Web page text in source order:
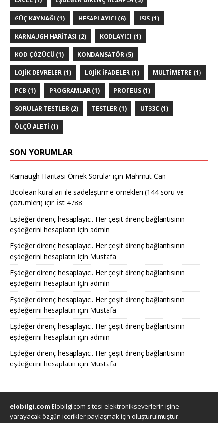
GÜÇ KAYNAĞI (1) HESAPLAYICI (6) ISIS (1)
KARNAUGH HARITASI (2) KODLAYICI (1)
KOD ÇÖZÜCÜ (1) KONDANSATÖR (5)
LOJIK DEVRELER (1) LOJIK IFADELER (1) MULTIMETRE (1)
PCB (1) PROGRAMLAR (1) PROTEUS (1)
SORULAR TESTLER (2) TESTLER (1) UT33C (1)
ÖLÇÜ ALETI (1)
SON YORUMLAR
Karnaugh Haritası Örnek Sorulariçin Mahmut Can
Boolean kuralları ile sadeleştirme örnekleri (144 soru ve
çözümleri) için İst 4788
Eşdeğer direnç hesaplayıcı. Her çeşit direnç bağlantısının
eşdeğerini hesaplatın için admin
Eşdeğer direnç hesaplayıcı. Her çeşit direnç bağlantısının
eşdeğerini hesaplatın için Mustafa
Eşdeğer direnç hesaplayıcı. Her çeşit direnç bağlantısının
eşdeğerini hesaplatın için admin
Eşdeğer direnç hesaplayıcı. Her çeşit direnç bağlantısının
eşdeğerini hesaplatın için Mustafa
Eşdeğer direnç hesaplayıcı. Her çeşit direnç bağlantısının
eşdeğerini hesaplatın için admin
Eşdeğer direnç hesaplayıcı. Her çeşit direnç bağlantısının
eşdeğerini hesaplatın için Mustafa
elobilgi.com Elobilgi.com sitesi elektronikseverlerin işine
yarayacak özgün içerikler paylaşmak için oluşturulmuştur.